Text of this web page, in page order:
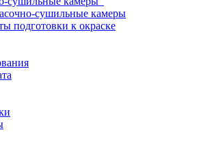
сушильные камеры
подготовки к окраске